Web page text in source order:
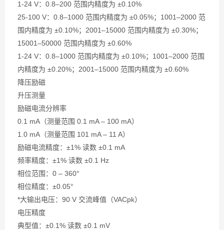
1-24 V：0.8–200 范围内精度为 ±0.10%
25-100 V：0.8–1000 范围内精度为 ±0.05%；1001–2000 范
围内精度为 ±0.10%；2001–15000 范围内精度为 ±0.30%；
15001–50000 范围内精度为 ±0.60%
1-24 V：0.8–1000 范围内精度为 ±0.10%；1001–2000 范围
内精度为 ±0.20%；2001–15000 范围内精度为 ±0.60%
降压励磁
升压测量
励磁电流分辨率
0.1 mA（测量范围 0.1 mA – 100 mA）
1.0 mA（测量范围 101 mA – 11 A）
励磁电流精度：±1% 读数 ±0.1 mA
频率精度：±1% 读数 ±0.1 Hz
相位范围：0 – 360°
相位精度：±0.05°
*大输出电压：90 V 交流峰值（VACpk）
电压精度
典型值：±0.1% 读数 ±0.1 mV